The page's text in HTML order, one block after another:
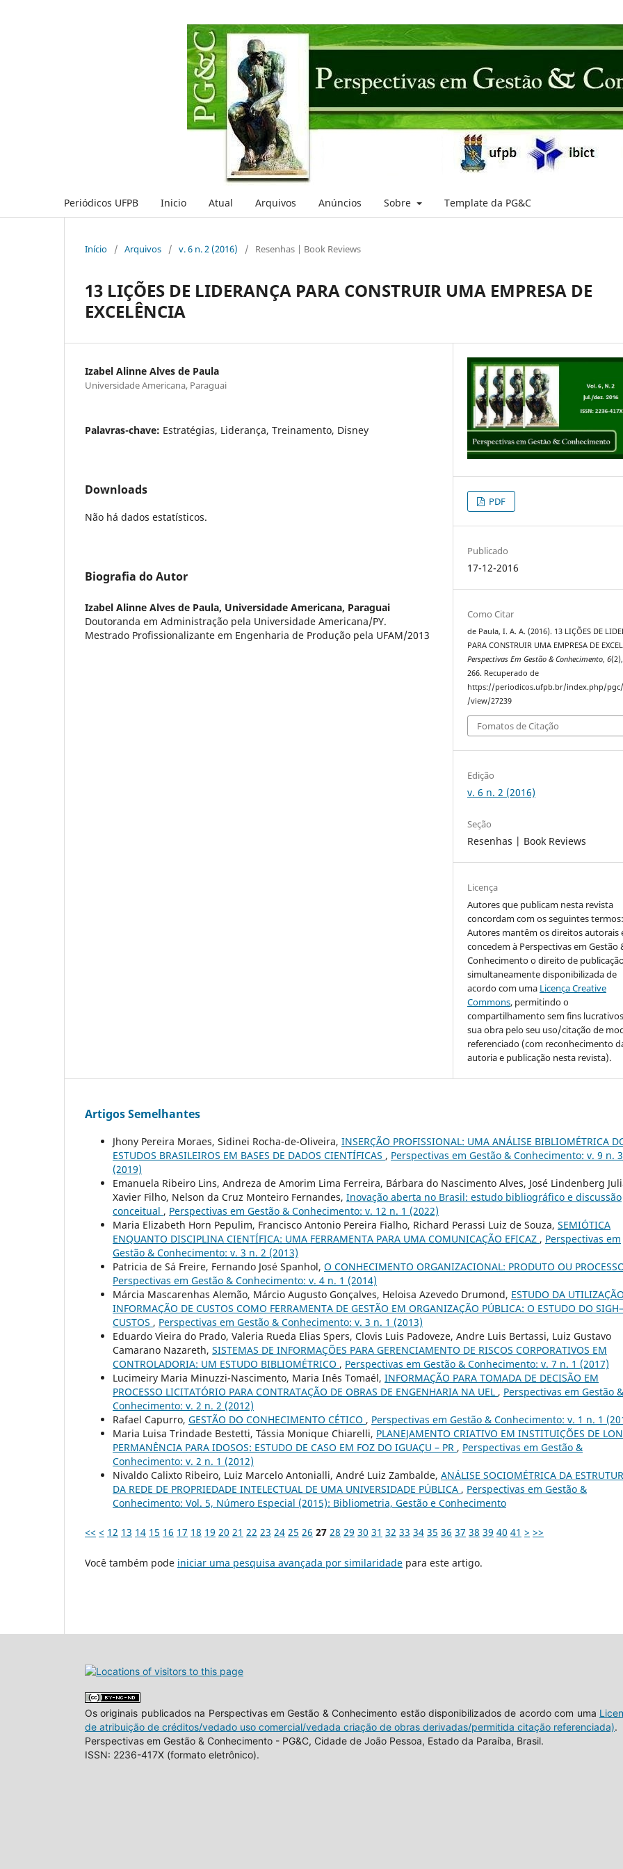
Periódicos UFPB Inicio Atual Arquivos Anúncios Sobre Template da PG&C
Início / Arquivos / v. 6 n. 2 (2016) / Resenhas | Book Reviews
13 LIÇÕES DE LIDERANÇA PARA CONSTRUIR UMA EMPRESA DE
EXCELÊNCIA
Izabel Alinne Alves de Paula
Universidade Americana, Paraguai
Palavras-chave: Estratégias, Liderança, Treinamento, Disney
Downloads
Não há dados estatísticos.
Biografia do Autor
Izabel Alinne Alves de Paula, Universidade Americana, Paraguai
Doutoranda em Administração pela Universidade Americana/PY.
Mestrado Profissionalizante em Engenharia de Produção pela UFAM/2013
PDF
Publicado
17-12-2016
Como Citar
de Paula, I. A. A. (2016). 13 LIÇÕES DE
PARA CONSTRUIR UMA EMPRESA DE
Perspectivas Em Gestão & Conhecimento,6
266. Recuperado de
https://periodicos.ufpb.br/index.php/
/view/27239
Fomatos de Citação
Edição
v. 6 n. 2 (2016)
Seção
Resenhas | Book Reviews
Licença
Autores que publicam nesta revista
concordam com os seguintes
Autores mantêm os direitos autorais
concedem à Perspectivas em Gestão
Conhecimento o direito de
simultaneamente disponibilizada de
acordo com uma Licença Creative
Commons, permitindo o
compartilhamento sem fins
sua obra pelo seu uso/citação de
referenciado (com reconhecimento
autoria e publicação nesta revista).
Artigos Semelhantes
Jhony Pereira Moraes, Sidinei Rocha-de-Oliveira, INSERÇÃO PROFISSIONAL: UMA ANÁLISE BIBLIOMÉTRICA
ESTUDOS BRASILEIROS EM BASES DE DADOS CIENTÍFICAS , Perspectivas em Gestão & Conhecimento: v. 9 n. 3
(2019)
Emanuela Ribeiro Lins, Andreza de Amorim Lima Ferreira, Bárbara do Nascimento Alves, José Lindenberg
Xavier Filho, Nelson da Cruz Monteiro Fernandes, Inovação aberta no Brasil: estudo bibliográfico e discussão
conceitual , Perspectivas em Gestão & Conhecimento: v. 12 n. 1 (2022)
Maria Elizabeth Horn Pepulim, Francisco Antonio Pereira Fialho, Richard Perassi Luiz de Souza, SEMIÓTICA
ENQUANTO DISCIPLINA CIENTÍFICA: UMA FERRAMENTA PARA UMA COMUNICAÇÃO EFICAZ , Perspectivas em
Gestão & Conhecimento: v. 3 n. 2 (2013)
Patricia de Sá Freire, Fernando José Spanhol, O CONHECIMENTO ORGANIZACIONAL: PRODUTO OU
Perspectivas em Gestão & Conhecimento: v. 4 n. 1 (2014)
Márcia Mascarenhas Alemão, Márcio Augusto Gonçalves, Heloisa Azevedo Drumond, ESTUDO DA
INFORMAÇÃO DE CUSTOS COMO FERRAMENTA DE GESTÃO EM ORGANIZAÇÃO PÚBLICA: O ESTUDO DO SIGH–
CUSTOS , Perspectivas em Gestão & Conhecimento: v. 3 n. 1 (2013)
Eduardo Vieira do Prado, Valeria Rueda Elias Spers, Clovis Luis Padoveze, Andre Luis Bertassi, Luiz Gustavo
Camarano Nazareth, SISTEMAS DE INFORMAÇÕES PARA GERENCIAMENTO DE RISCOS CORPORATIVOS EM
CONTROLADORIA: UM ESTUDO BIBLIOMÉTRICO , Perspectivas em Gestão & Conhecimento: v. 7 n. 1 (2017)
Lucimeiry Maria Minuzzi-Nascimento, Maria Inês Tomaél, INFORMAÇÃO PARA TOMADA DE DECISÃO EM
PROCESSO LICITATÓRIO PARA CONTRATAÇÃO DE OBRAS DE ENGENHARIA NA UEL , Perspectivas em Gestão &
Conhecimento: v. 2 n. 2 (2012)
Rafael Capurro, GESTÃO DO CONHECIMENTO CÉTICO , Perspectivas em Gestão & Conhecimento: v. 1 n. 1
Maria Luisa Trindade Bestetti, Tássia Monique Chiarelli, PLANEJAMENTO CRIATIVO EM INSTITUIÇÕES DE
PERMANÊNCIA PARA IDOSOS: ESTUDO DE CASO EM FOZ DO IGUAÇU – PR , Perspectivas em Gestão &
Conhecimento: v. 2 n. 1 (2012)
Nivaldo Calixto Ribeiro, Luiz Marcelo Antonialli, André Luiz Zambalde, ANÁLISE SOCIOMÉTRICA DA
DA REDE DE PROPRIEDADE INTELECTUAL DE UMA UNIVERSIDADE PÚBLICA , Perspectivas em Gestão &
Conhecimento: Vol. 5, Número Especial (2015): Bibliometria, Gestão e Conhecimento
<< < 12 13 14 15 16 17 18 19 20 21 22 23 24 25 26 27 28 29 30 31 32 33 34 35 36 37 38 39 40 41 > >>
Você também pode iniciar uma pesquisa avançada por similaridade para este artigo.
Os originais publicados na Perspectivas em Gestão & Conhecimento estão disponibilizados de acordo com uma
de atribuição de créditos/vedado uso comercial/vedada criação de obras derivadas/permitida citação referenciada).
Perspectivas em Gestão & Conhecimento - PG&C, Cidade de João Pessoa, Estado da Paraíba, Brasil.
ISSN: 2236-417X (formato eletrônico).